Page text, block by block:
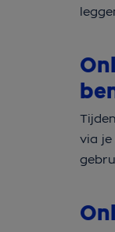
via je